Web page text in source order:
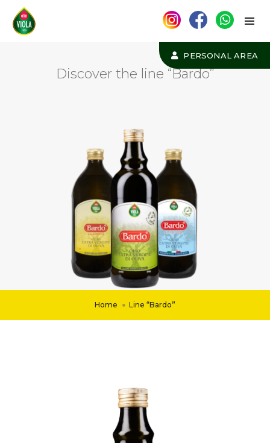
PERSONAL AREA
Discover the line “Bardo”
Home Line “Bardo”